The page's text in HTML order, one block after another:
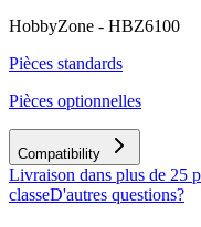
HobbyZone - HBZ6100
Pièces standards
Pièces optionnelles
Compatibility
Livraison dans plus de 25
classeD'autres questions?